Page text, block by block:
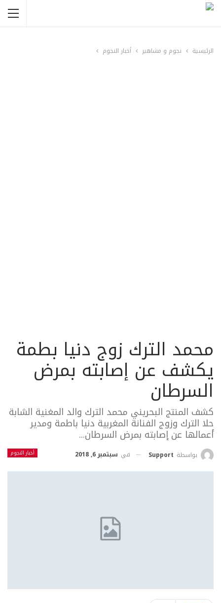
الرئيسية نجوم و مشاهير أخبار النجوم
محمد الترك زوج دنيا بطمة
يكشف عن إصابته بمرض
السرطان
كشف المنتج البحريني محمد الترك والد المغنية الشابة
حلا الترك وزوج الفنانة المغربية دنيا باطمة ومدير
أعمالها عن إصابته بمرض السرطان...
أخبار النجوم بواسطة Support في سبتمبر 6, 2018